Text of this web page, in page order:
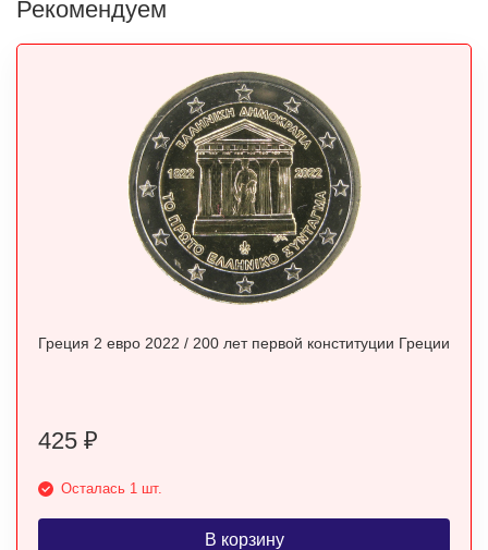
Рекомендуем
Греция 2 евро 2022 / 200 лет первой конституции Греции
425 ₽
Осталась 1 шт.
В корзину